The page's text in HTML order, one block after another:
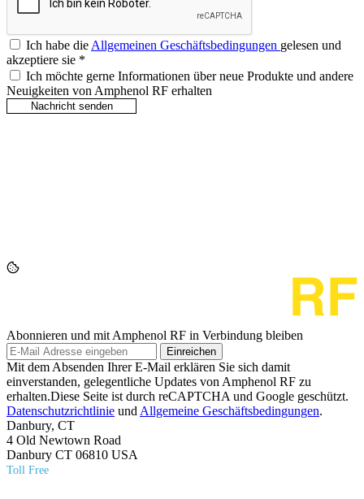
Ich habe dieAllgemeinen Geschäftsbedingungen gelesen und
akzeptiere sie *
Ich möchte gerne Informationen über neue Produkte und andere
Neuigkeiten von Amphenol RF erhalten
Abonnieren und mit Amphenol RF in Verbindung bleiben
Einreichen
Mit dem Absenden Ihrer E-Mail erklären Sie sich damit
einverstanden, gelegentliche Updates von Amphenol RF zu
erhalten.Diese Seite ist durch reCAPTCHA und Google geschützt.
Datenschutzrichtlinie und Allgemeine Geschäftsbedingungen.
Danbury, CT
4 Old Newtown Road
Danbury CT 06810 USA
Toll Free